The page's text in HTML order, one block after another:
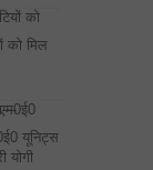
को मिल
यूनिट्स
योगी